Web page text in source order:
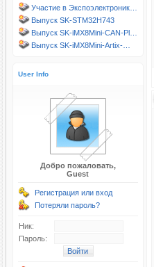
Участие в Экспоэлектроник…
Выпуск SK-STM32H743
Выпуск SK-iMX8Mini-CAN-Pl…
Выпуск SK-iMX8Mini-Artix-…
User Info
Добро пожаловать,
Guest
Регистрация или вход
Потеряли пароль?
Ник:
Пароль: